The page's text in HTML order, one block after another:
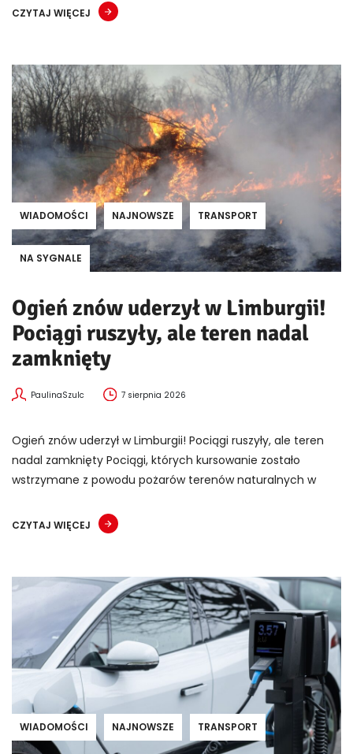
CZYTAJ WIĘCEJ
WIADOMOŚCI NAJNOWSZE TRANSPORT
NA SYGNALE
Ogień znów uderzył w Limburgii!
Pociągi ruszyły, ale teren nadal
zamknięty
PaulinaSzulc 7 sierpnia 2026
Ogień znów uderzył w Limburgii! Pociągi ruszyły, ale teren
nadal zamknięty Pociągi, których kursowanie zostało
wstrzymane z powodu pożarów terenów naturalnych w
CZYTAJ WIĘCEJ
WIADOMOŚCI NAJNOWSZE TRANSPORT